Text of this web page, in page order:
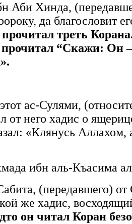
Аби Хинда,
да благословит
треть
“Скажи: Он
ас-Сулями,
него хадис о
«Клянусь
ибн аль-Къасима
(передавшего)
же хадис,
он читал Коран